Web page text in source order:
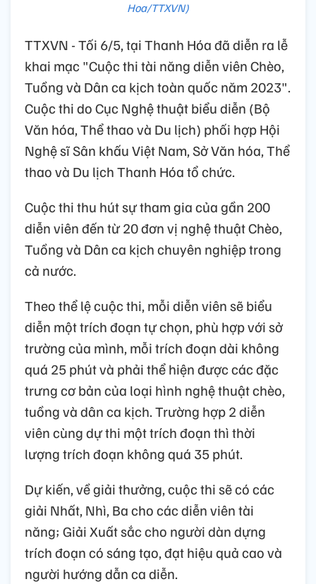
Hoa/TTXVN)
TTXVN - Tối 6/5, tại Thanh Hóa đã diễn ra lễ
khai mạc "Cuộc thi tài năng diễn viên Chèo,
Tuồng và Dân ca kịch toàn quốc năm 2023".
Cuộc thi do Cục Nghệ thuật biểu diễn (Bộ
Văn hóa, Thể thao và Du lịch) phối hợp Hội
Nghệ sĩ Sân khấu Việt Nam, Sở Văn hóa, Thể
thao và Du lịch Thanh Hóa tổ chức.
Cuộc thi thu hút sự tham gia của gần 200
diễn viên đến từ 20 đơn vị nghệ thuật Chèo,
Tuồng và Dân ca kịch chuyên nghiệp trong
cả nước.
Theo thể lệ cuộc thi, mỗi diễn viên sẽ biểu
diễn một trích đoạn tự chọn, phù hợp với sở
trường của mình, mỗi trích đoạn dài không
quá 25 phút và phải thể hiện được các đặc
trưng cơ bản của loại hình nghệ thuật chèo,
tuồng và dân ca kịch. Trường hợp 2 diễn
viên cùng dự thi một trích đoạn thì thời
lượng trích đoạn không quá 35 phút.
Dự kiến, về giải thưởng, cuộc thi sẽ có các
giải Nhất, Nhì, Ba cho các diễn viên tài
năng; Giải Xuất sắc cho người dàn dựng
trích đoạn có sáng tạo, đạt hiệu quả cao và
người hướng dẫn ca diễn.